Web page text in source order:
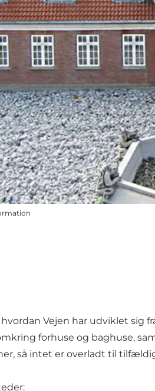
hvordan Vejen har udviklet
forhuse og baghuse,
så intet er overladt til